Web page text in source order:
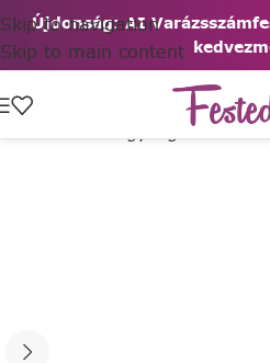
Újdonság: AI
Skip to navigation
Skip to main content